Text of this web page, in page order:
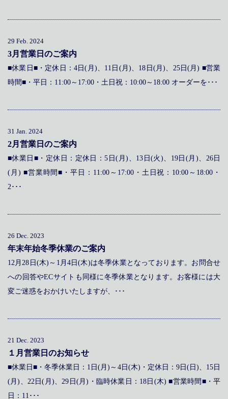
29 Feb. 2024
3月営業日のご案内
■休業日■・定休日：4日(月)、11日(月)、18日(月)、25日(月) ■営業
時間■・平日：11:00～17:00・土日祝：10:00～18:00 オーダーを･･･
31 Jan. 2024
2月営業日のご案内
■休業日■・定休日：定休日：5日(月)、13日(火)、19日(月)、26日
(月) ■営業時間■・平日：11:00～17:00・土日祝：10:00～18:00・
2･･･
26 Dec. 2023
年末年始冬季休業のご案内
12月28日(木)～1月4日(木)は冬季休業となっております。お問合せ
への回答やECサイトも同様に冬季休業となります。お客様には大
変ご迷惑をおかけいたしますが、･･･
21 Dec. 2023
１月営業日のお知らせ
■休業日■・冬季休業日：1日(月)～4日(木)・定休日：9日(日)、15日
(月)、22日(月)、29日(月)・臨時休業日：18日(木) ■営業時間■・平
日：11･･･